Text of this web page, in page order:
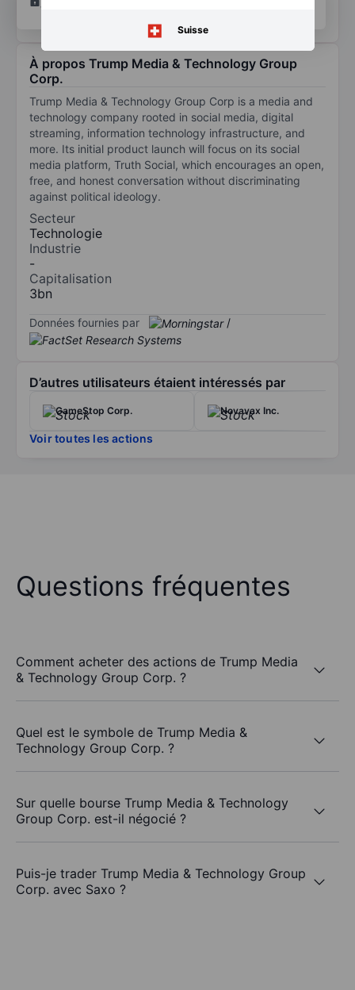
Suisse
techniques et d’analyse.
À propos Trump Media & Technology Group
Corp.
Trump Media & Technology Group Corp is a media and
technology company rooted in social media, digital
streaming, information technology infrastructure, and
more. Its initial product launch will focus on its social
media platform, Truth Social, which encourages an open,
free, and honest conversation without discriminating
against political ideology.
Secteur
Technologie
Industrie
-
Capitalisation
3bn
Données fournies par /
D’autres utilisateurs étaient intéressés par
GameStop Corp. Novavax Inc.
Voir toutes les actions
Questions fréquentes
Comment acheter des actions de Trump Media
& Technology Group Corp. ?
Quel est le symbole de Trump Media &
Technology Group Corp. ?
Sur quelle bourse Trump Media & Technology
Group Corp. est-il négocié ?
Puis-je trader Trump Media & Technology Group
Corp. avec Saxo ?